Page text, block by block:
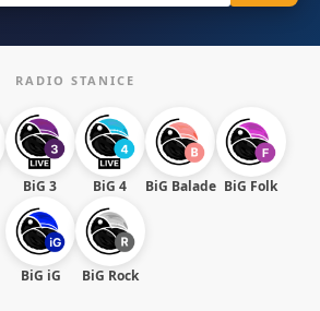
RADIO STANICE
BiG 3 BiG 4 BiG Balade BiG Folk
BiG iG BiG Rock